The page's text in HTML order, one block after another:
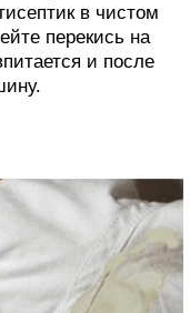
в чистом
перекись на
и после